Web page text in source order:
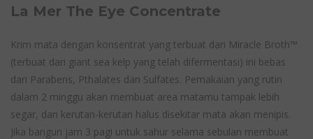
La Mer The Eye Concentrate
Krim mata dengan konsentrat yang terbuat dari Miracle Broth™
(terbuat dari giant sea kelp yang telah difermentasi) ini bebas
dari Parabens, Pthalates dan Sulfates. Pemakaian yang rutin
dalam 2 minggu akan membuat area matamu tampak lebih
segar, dan kerutan-kerutan halus disekitar mata akan menipis.
Jika bangun jam 3 pagi untuk sahur selama sebulan membuat